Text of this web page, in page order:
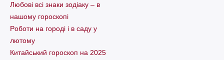
Любові всі знаки зодіаку – в
нашому гороскопі
Pоботи на городі і в саду у
лютому
Китайський гороскоп на 2025